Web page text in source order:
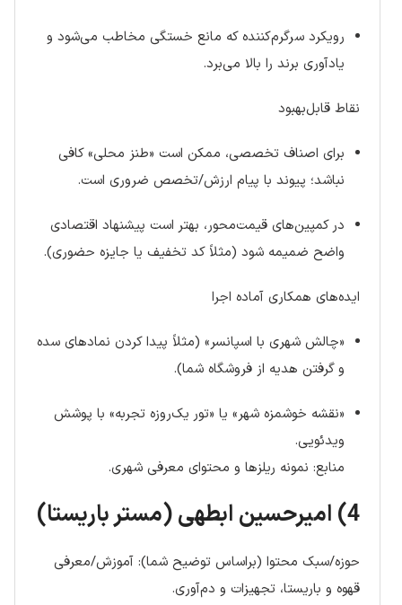
رویکرد سرگرم‌کننده که مانع خستگی مخاطب می‌شود و
یادآوری برند را بالا می‌برد.
نقاط قابل‌بهبود
برای اصناف تخصصی، ممکن است «طنز محلی» کافی
نباشد؛ پیوند با پیام ارزش/تخصص ضروری است.
در کمپین‌های قیمت‌محور، بهتر است پیشنهاد اقتصادی
واضح ضمیمه شود (مثلاً کد تخفیف یا جایزه حضوری).
ایده‌های همکاری آماده اجرا
«چالش شهری با اسپانسر» (مثلاً پیدا کردن نمادهای سده
و گرفتن هدیه از فروشگاه شما).
«نقشه خوشمزه شهر» یا «تور یک‌روزه تجربه» با پوشش
ویدئویی.
منابع: نمونه ریلزها و محتوای معرفی شهری.
4) امیرحسین ابطهی (مستر باریستا)
حوزه/سبک محتوا (براساس توضیح شما): آموزش/معرفی
قهوه و باریستا، تجهیزات و دم‌آوری.